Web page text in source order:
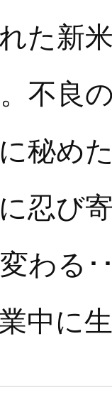
た新
不良
秘め
忍び
わる･
中に